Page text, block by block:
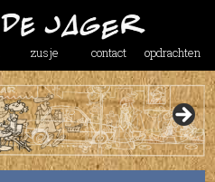
zusje contact opdrachten